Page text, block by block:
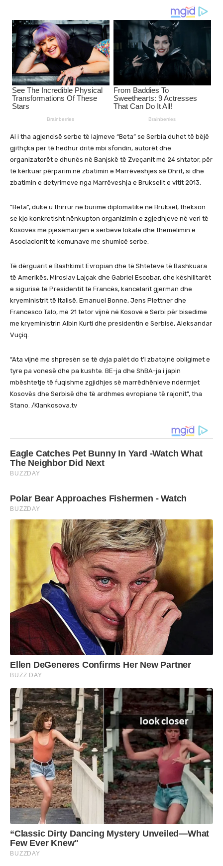
Ai i tha agjencisë serbe të lajmeve “Beta” se Serbia duhet të bëjë
gjithçka për të hedhur dritë mbi sfondin, autorët dhe
organizatorët e dhunës në Banjskë të Zveçanit më 24 shtator, për
të kërkuar përparim në zbatimin e Marrëveshjes së Ohrit, si dhe
zbatimin e detyrimeve nga Marrëveshja e Brukselit e vitit 2013.
“Beta”, duke u thirrur në burime diplomatike në Bruksel, thekson
se kjo konkretisht nënkupton organizimin e zgjedhjeve në veri të
Kosovës me pjesëmarrjen e serbëve lokalë dhe themelimin e
Asociacionit të komunave me shumicë serbe.
Të dërguarit e Bashkimit Evropian dhe të Shteteve të Bashkuara
të Amerikës, Miroslav Lajçak dhe Gabriel Escobar, dhe këshilltarët
e sigurisë të Presidentit të Francës, kancelarit gjerman dhe
kryeministrit të Italisë, Emanuel Bonne, Jens Plettner dhe
Francesco Talo, më 21 tetor vijnë në Kosovë e Serbi për bisedime
me kryeministrin Albin Kurti dhe presidentin e Serbisë, Aleksandar
Vuçiq.
“Ata vijnë me shpresën se të dyja palët do t’i zbatojnë obligimet e
tyre pa vonesë dhe pa kushte. BE-ja dhe ShBA-ja i japin
mbështetje të fuqishme zgjidhjes së marrëdhënieve ndërmjet
Kosovës dhe Serbisë dhe të ardhmes evropiane të rajonit”, tha
Stano. /Klankosova.tv